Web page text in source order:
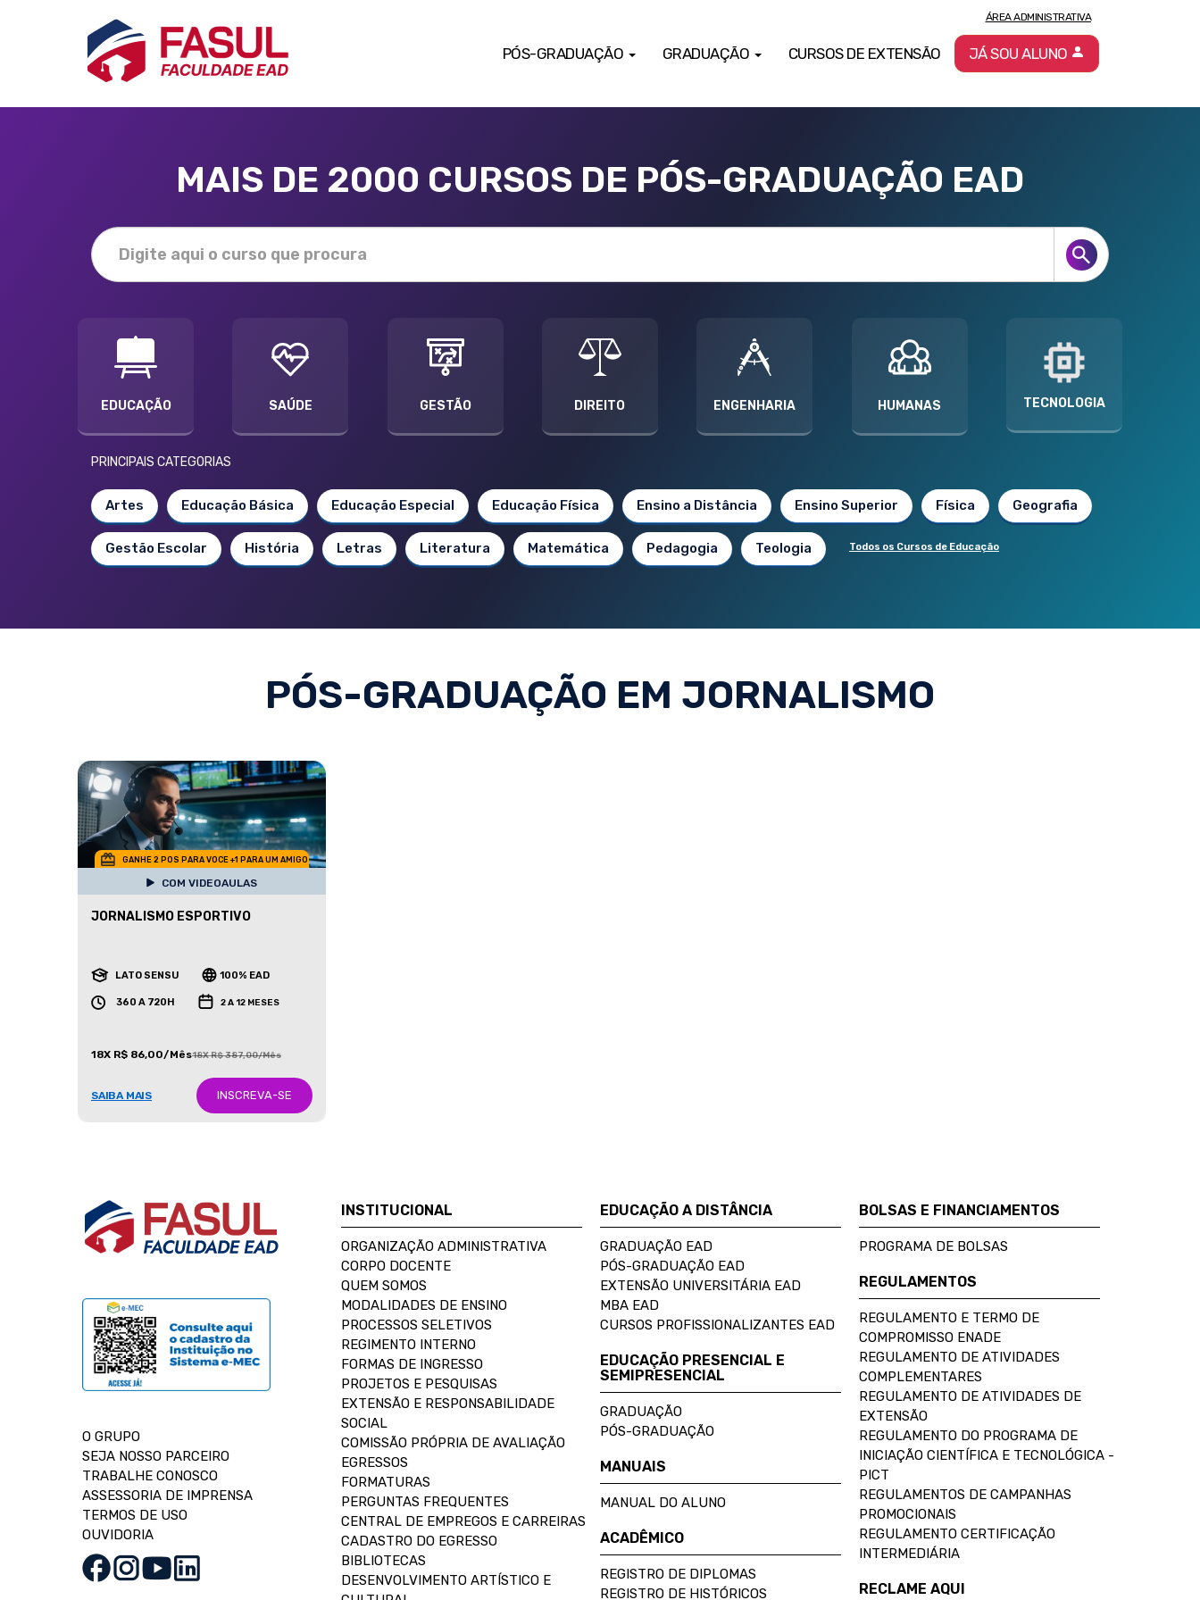
PÓS-GRADUAÇÃO GRADUAÇÃO CURSOS DE EXTENSÃO
ÁREA ADMINISTRATIVA
JÁ SOU ALUNO
MAIS DE 2000 CURSOS DE PÓS-GRADUAÇÃO EAD
EDUCAÇÃO SAÚDE GESTÃO DIREITO ENGENHARIA HUMANAS TECNOLOGIA
PRINCIPAIS CATEGORIAS
Artes Educação Básica Educação Especial Educação Física Ensino a Distância Ensino Superior Física Geografia
Gestão Escolar História Letras Literatura Matemática Pedagogia Teologia Todos os Cursos de Educação
PÓS-GRADUAÇÃO EM JORNALISMO
GANHE 2 POS PARA VOCE +1 PARA UM AMIGO
COM VIDEOAULAS
JORNALISMO ESPORTIVO
LATO SENSU 100% EAD
360 A 720H 2 A 12 MESES
18X R$ 86,00/Mês18X R$ 387,00/Mês
SAIBA MAIS INSCREVA-SE
O GRUPO
SEJA NOSSO PARCEIRO
TRABALHE CONOSCO
ASSESSORIA DE IMPRENSA
TERMOS DE USO
OUVIDORIA
INSTITUCIONAL
ORGANIZAÇÃO ADMINISTRATIVA
CORPO DOCENTE
QUEM SOMOS
MODALIDADES DE ENSINO
PROCESSOS SELETIVOS
REGIMENTO INTERNO
FORMAS DE INGRESSO
PROJETOS E PESQUISAS
EXTENSÃO E RESPONSABILIDADE
SOCIAL
COMISSÃO PRÓPRIA DE AVALIAÇÃO
EGRESSOS
FORMATURAS
PERGUNTAS FREQUENTES
CENTRAL DE EMPREGOS E CARREIRAS
CADASTRO DO EGRESSO
BIBLIOTECAS
DESENVOLVIMENTO ARTÍSTICO E
EDUCAÇÃO A DISTÂNCIA
GRADUAÇÃO EAD
PÓS-GRADUAÇÃO EAD
EXTENSÃO UNIVERSITÁRIA EAD
MBA EAD
CURSOS PROFISSIONALIZANTES EAD
EDUCAÇÃO PRESENCIAL E
SEMIPRESENCIAL
GRADUAÇÃO
PÓS-GRADUAÇÃO
MANUAIS
MANUAL DO ALUNO
ACADÊMICO
REGISTRO DE DIPLOMAS
REGISTRO DE HISTÓRICOS
BOLSAS E FINANCIAMENTOS
PROGRAMA DE BOLSAS
REGULAMENTOS
REGULAMENTO E TERMO DE
COMPROMISSO ENADE
REGULAMENTO DE ATIVIDADES
COMPLEMENTARES
REGULAMENTO DE ATIVIDADES DE
EXTENSÃO
REGULAMENTO DO PROGRAMA DE
INICIAÇÃO CIENTÍFICA E TECNOLÓGICA -
PICT
REGULAMENTOS DE CAMPANHAS
PROMOCIONAIS
REGULAMENTO CERTIFICAÇÃO
INTERMEDIÁRIA
RECLAME AQUI